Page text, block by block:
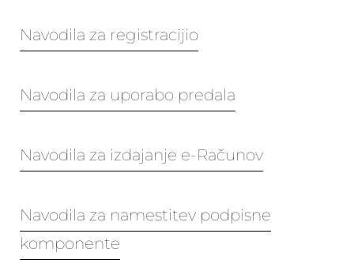
Navodila za registracijio
Navodila za uporabo predala
Navodila za izdajanje e-Računov
Navodila za namestitev podpisne
komponente